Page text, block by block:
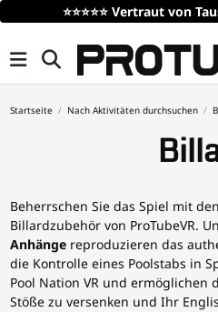
von Spielern
Startseite Nach Aktivitäten durchsuchen
Beherrschen Sie das Spiel mit
Billardzubehör von ProTubeVR.
Anhängereproduzieren das
die Kontrolle eines Poolstabs in
Pool Nation VR und ermöglichen
Stöße zu versenken und Ihr